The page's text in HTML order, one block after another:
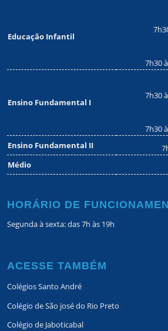
Educação Infantil
7h30
Ensino Fundamental I
7h30
7h30
Ensino Fundamental II
Médio
HORÁRIO DE
Segunda à sexta: das 7h às 19h
ACESSE TAMBÉM
Colégios Santo André
Colégio de São josé do Rio Preto
Colégio de Jaboticabal